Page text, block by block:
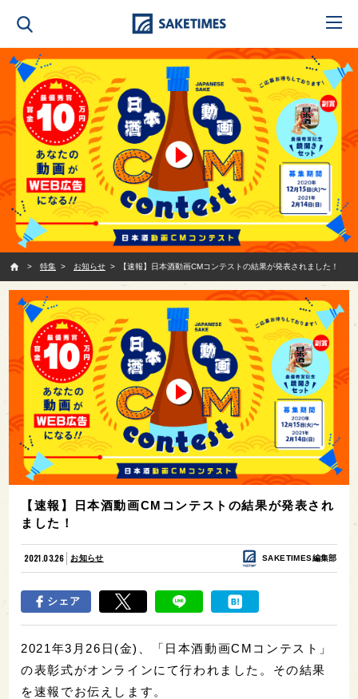
特集
お知らせ 【速報】日本酒動画CMコンテストの結果が発表されました！
【速報】日本酒動画CMコンテストの結果が発表され
ました！
2021.03.26 お知らせ SAKETIMES編集部
シェア
2021年3月26日(金)、「日本酒動画CMコンテスト」
の表彰式がオンラインにて行われました。その結果
を速報でお伝えします。